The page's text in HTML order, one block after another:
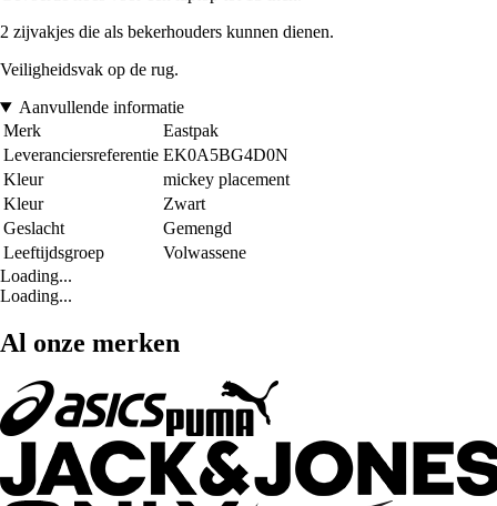
2 zijvakjes die als bekerhouders kunnen dienen.
Veiligheidsvak op de rug.
Aanvullende informatie
Merk
Eastpak
Leveranciersreferentie EK0A5BG4D0N
Kleur
mickey placement
Kleur
Zwart
Geslacht
Gemengd
Leeftijdsgroep
Volwassene
Loading...
Loading...
Al onze merken